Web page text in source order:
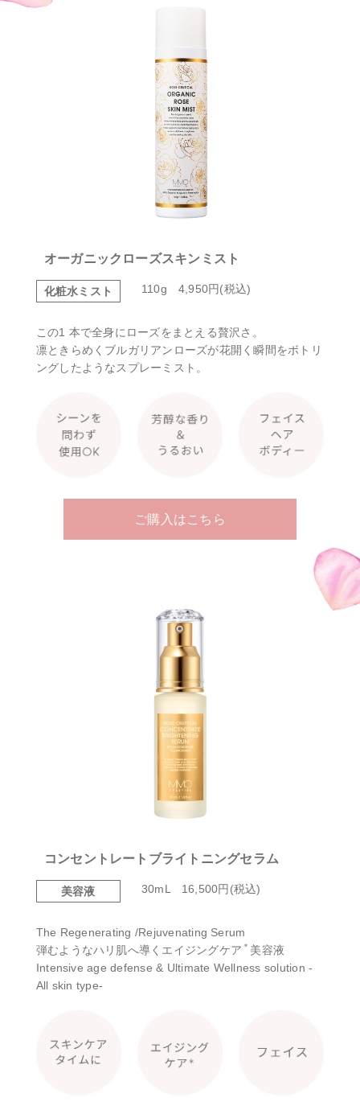
オーガニックローズスキンミスト
化粧水ミスト 110g 4,950円(税込)
この1 本で全身にローズをまとえる贅沢さ。
凛ときらめくブルガリアンローズが花開く瞬間をボトリ
ングしたようなスプレーミスト。
ご購入はこちら
コンセントレートブライトニングセラム
美容液 30mL 16,500円(税込)
The Regenerating /Rejuvenating Serum
弾むようなハリ肌へ導くエイジングケア ＊ 美容液
Intensive age defense & Ultimate Wellness solution -
All skin type-